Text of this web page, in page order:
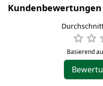
Kundenbewertungen
Basierend